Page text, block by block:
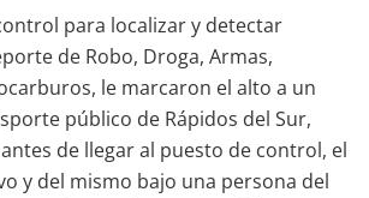
para localizar y detectar
de Robo, Droga, Armas,
le marcaron el alto a un
público de Rápidos del Sur,
de llegar al puesto de control, el
y del mismo bajo una persona del